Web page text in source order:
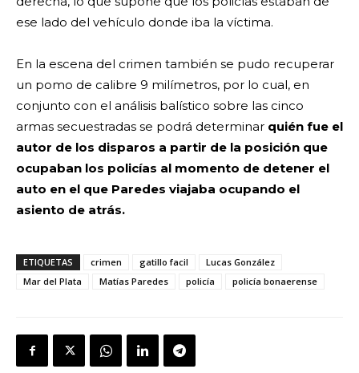
ese lado del vehículo donde iba la víctima.
En la escena del crimen también se pudo recuperar
un pomo de calibre 9 milímetros, por lo cual, en
conjunto con el análisis balístico sobre las cinco
armas secuestradas se podrá determinar quién fue el
autor de los disparos a partir de la posición que
ocupaban los policías al momento de detener el
auto en el que Paredes viajaba ocupando el
asiento de atrás.
ETIQUETAS crimen gatillo facil
Lucas González
Mar del Plata
Matías Paredes policía policía bonaerense